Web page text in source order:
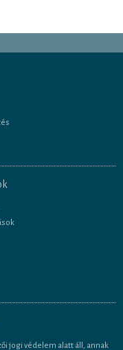
jogi védelem alatt áll, annak